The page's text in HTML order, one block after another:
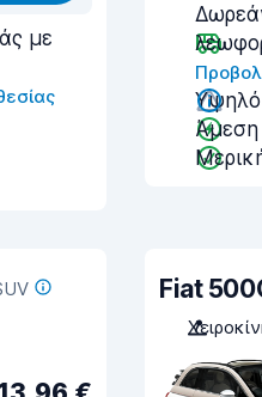
με
Υψηλό
Άμεση
Fiat